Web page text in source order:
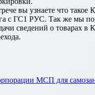
вы узнаете что
с ГС1 РУС. Так же мы
сведений о товарах в
МСП для